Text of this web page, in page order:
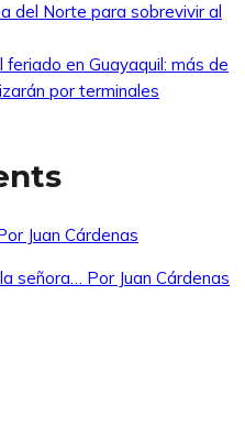
del Norte para sobrevivir al
en Guayaquil: más de
por terminales
Juan Cárdenas
señora… Por Juan Cárdenas